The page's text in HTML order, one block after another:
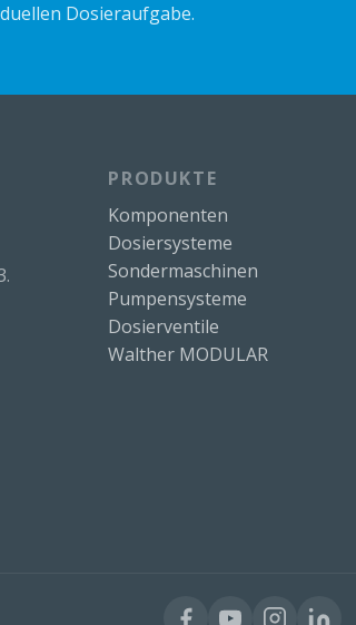
Dosieraufgabe.
PRODUKTE
Komponenten
Dosiersysteme
Sondermaschinen
Pumpensysteme
Dosierventile
Walther MODULAR